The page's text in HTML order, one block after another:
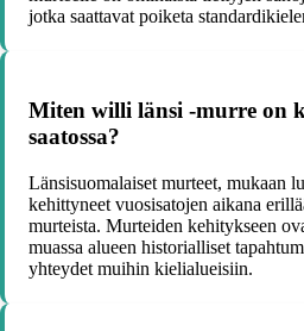
jotka saattavat poiketa
Miten willi länsi -murre on
saatossa?
Länsisuomalaiset murteet, mukaan
kehittyneet vuosisatojen aikana
murteista. Murteiden kehitykseen
muassa alueen historialliset
yhteydet muihin kielialueisiin.